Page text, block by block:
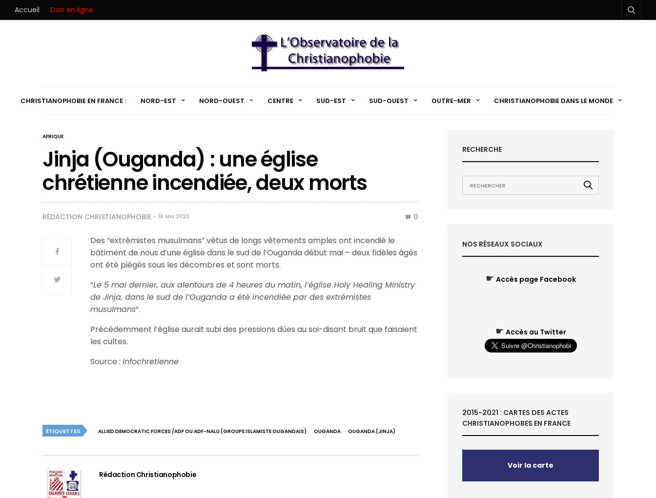
Accueil Don en ligne
CHRISTIANOPHOBIE EN FRANCE : NORD-EST NORD-OUEST CENTRE SUD-EST SUD-OUEST OUTRE-MER CHRISTIANOPHOBIE DANS LE MONDE
AFRIQUE
Jinja (Ouganda) : une église
chrétienne incendiée, deux morts
RÉDACTION CHRISTIANOPHOBIE 16 MAI 2022 0
Des “extrémistes musulmans” vêtus de longs vêtements amples ont incendié le
bâtiment de nous d’une église dans le sud de l’Ouganda début mai – deux fidèles âgés
ont été piégés sous les décombres et sont morts.
“Le 5 mai dernier, aux alentours de 4 heures du matin, l’église Holy Healing Ministry
de Jinja, dans le sud de l’Ouganda a été incendiée par des extrémistes
musulmans“.
Précédemment l’église aurait subi des pressions dûes au soi-disant bruit que faisaient
les cultes.
Source :Infochretienne
ÉTIQUETTES ALLIED DEMOCRATIC FORCES /ADF OU ADF-NALU (GROUPE ISLAMISTE OUGANDAIS) OUGANDA OUGANDA (JINJA)
Rédaction Christianophobie
RECHERCHE
NOS RÉSEAUX SOCIAUX
☛ Accès page Facebook
☛ Accès au Twitter
2015-2021 : CARTES DES ACTES
CHRISTIANOPHOBES EN FRANCE
Voir la carte